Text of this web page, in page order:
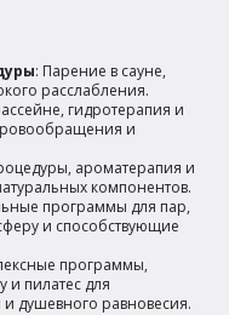
: Парение в сауне,
расслабления.
гидротерапия и
и
ароматерапия и
компонентов.
программы для пар,
и способствующие
программы,
и пилатес для
душевного равновесия.